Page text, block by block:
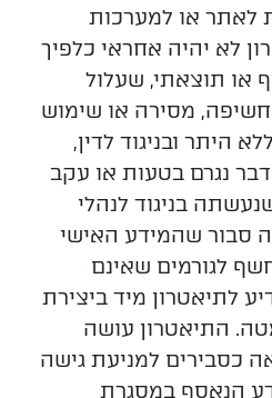
לאתר או למערכות
לא יהיה אחראי כלפיך
או תוצאתי, שעלול
מסירה או שימוש
היתר ובניגוד לדין,
נגרם בטעות או עקב
בניגוד לנהלי
סבור שהמידע האישי
לגורמים שאינם
לתיאטרון מיד ביצירת
התיאטרון עושה
כסבירים למניעת גישה
הנאסף במסגרת